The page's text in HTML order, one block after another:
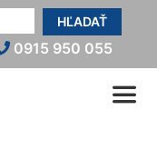
HĽADAŤ
0915 950 055